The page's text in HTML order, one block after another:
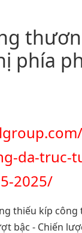
phía
da-truc-
2025/